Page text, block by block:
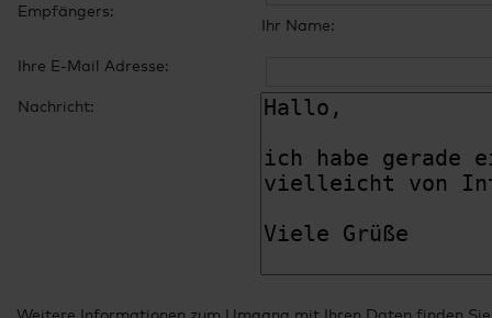
Empfängers:
Ihr Name:
Ihre E-Mail Adresse:
Nachricht:
Weitere Informationen zum Umgang mit Ihren Daten finden